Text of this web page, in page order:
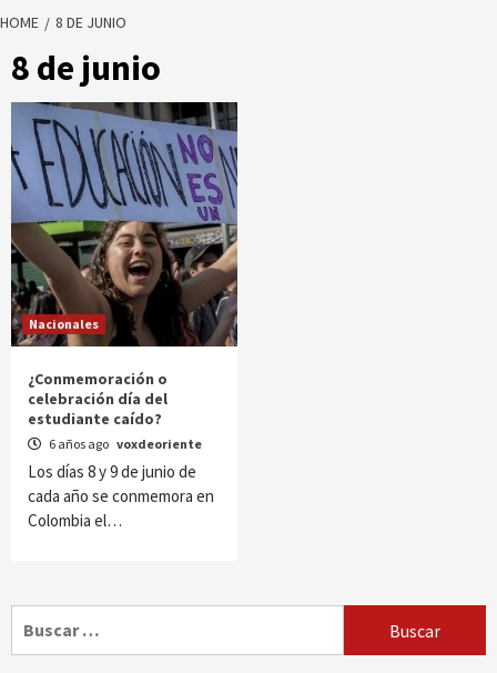
HOME 8 DE JUNIO
8 de junio
Nacionales
¿Conmemoración o
celebración día del
estudiante caído?
6 años ago voxdeoriente
Los días 8 y 9 de junio de
cada año se conmemora en
Colombia el…